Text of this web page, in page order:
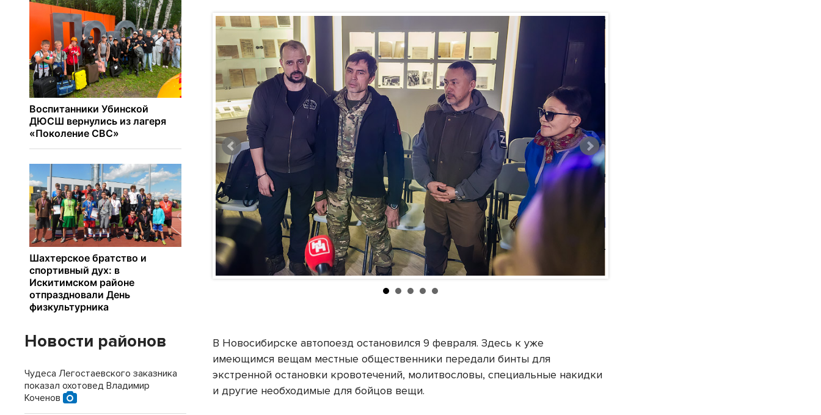
В Новосибирске автопоезд остановился 9 февраля. Здесь к уже
имеющимся вещам местные общественники передали бинты для
экстренной остановки кровотечений, молитвословы, специальные накидки
и другие необходимые для бойцов вещи.
Новости районов
Чудеса Легостаевского заказника
показал охотовед Владимир
Коченов